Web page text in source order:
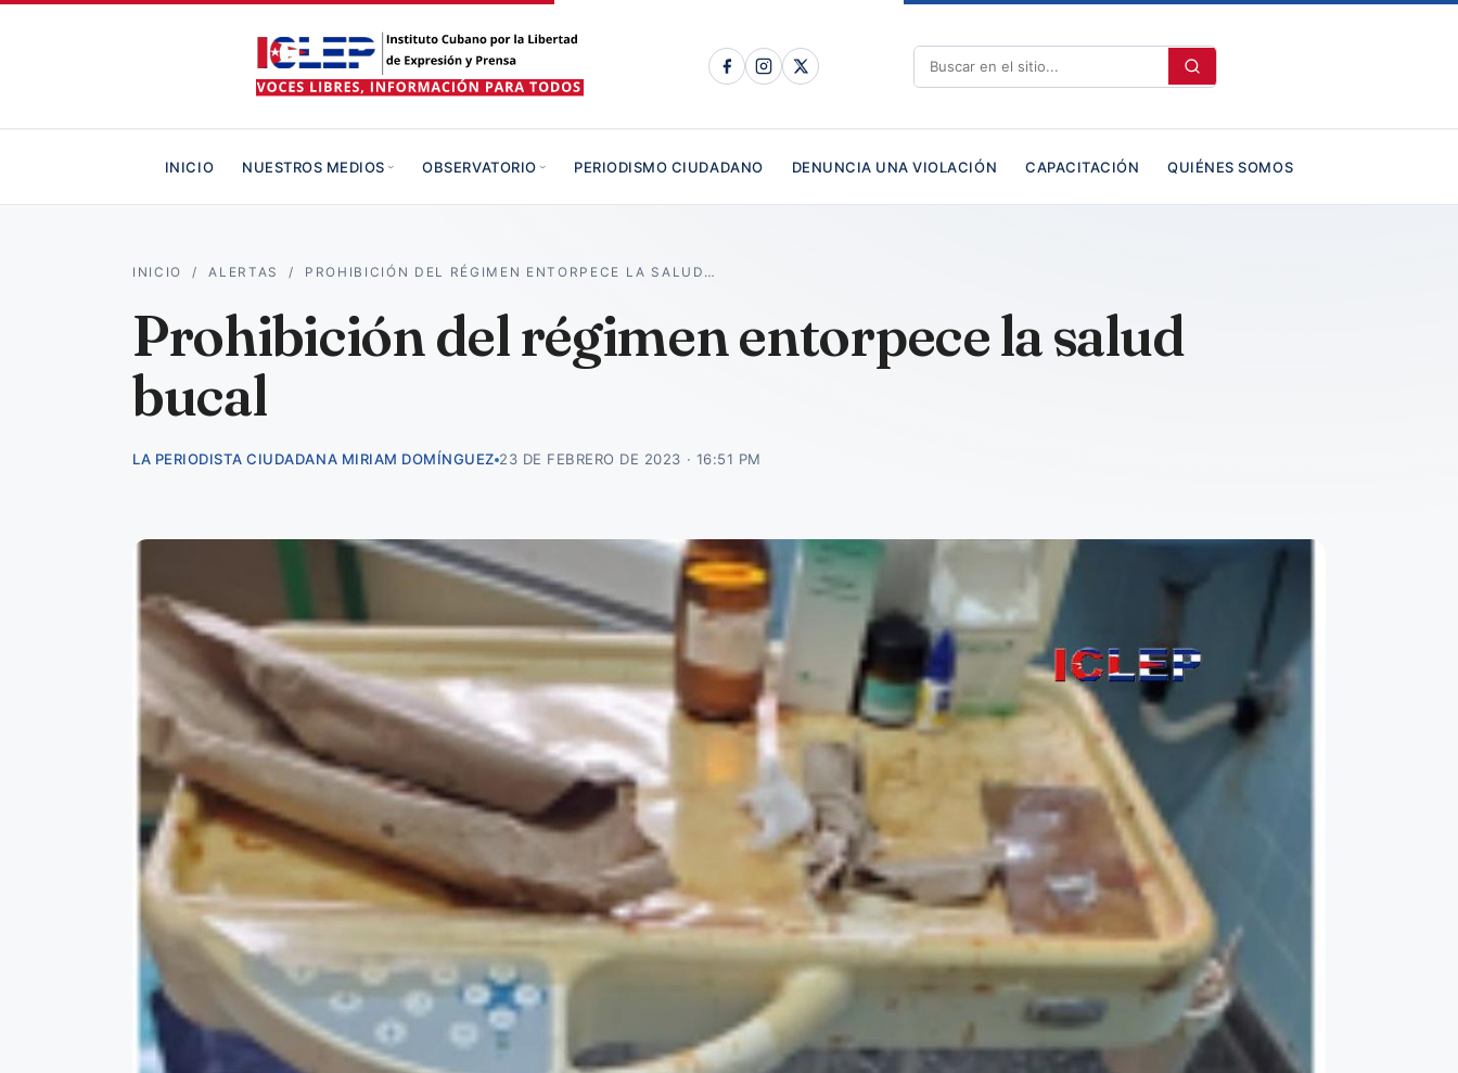
INICIO NUESTROS MEDIOS OBSERVATORIO PERIODISMO CIUDADANO DENUNCIA UNA VIOLACIÓN CAPACITACIÓN QUIÉNES SOMOS
INICIO /ALERTAS / PROHIBICIÓN DEL RÉGIMEN ENTORPECE LA SALUD…
Prohibición del régimen entorpece la salud
bucal
LA PERIODISTA CIUDADANA MIRIAM DOMÍNGUEZ 23 DE FEBRERO DE 2023 · 16:51 PM